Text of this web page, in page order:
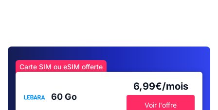
Carte SIM ou eSIM offerte
60 Go
6,99€/mois
Voir l'offre